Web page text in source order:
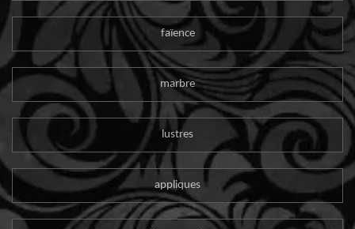
faïence
marbre
lustres
appliques